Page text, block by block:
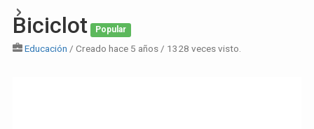
Biciclot Popular
Educación / Creado hace 5 años / 1328 veces visto.